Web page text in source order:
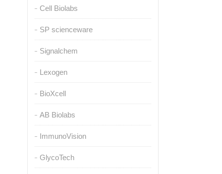
Cell Biolabs
SP scienceware
Signalchem
Lexogen
BioXcell
AB Biolabs
ImmunoVision
GlycoTech